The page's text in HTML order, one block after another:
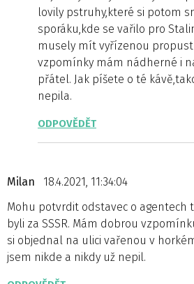
lovily pstruhy,které si potom
sporáku,kde se vařilo pro
musely mít vyřízenou
vzpomínky mám nádherné i
přátel. Jak píšete o té
nepila.
ODPOVĚDĚT
Milan
18.4.2021, 11:34:04
Mohu potvrdit odstavec o agentech
byli za SSSR. Mám dobrou
si objednal na ulici vařenou v
jsem nikde a nikdy už nepil.